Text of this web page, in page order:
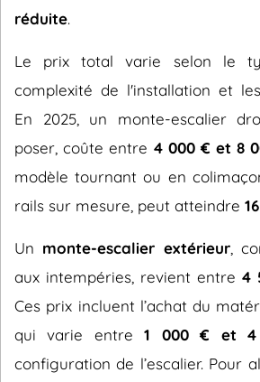
réduite.
Le prix total varie selon le
complexité de l'installation et
En 2025, un monte-escalier
poser, coûte entre 4 000 € et 8
modèle tournant ou en
rails sur mesure, peut atteindre
Un monte-escalier extérieur,
aux intempéries, revient entre 4
Ces prix incluent l’achat du
qui varie entre1 000 € et
configuration de l’escalier. Pour